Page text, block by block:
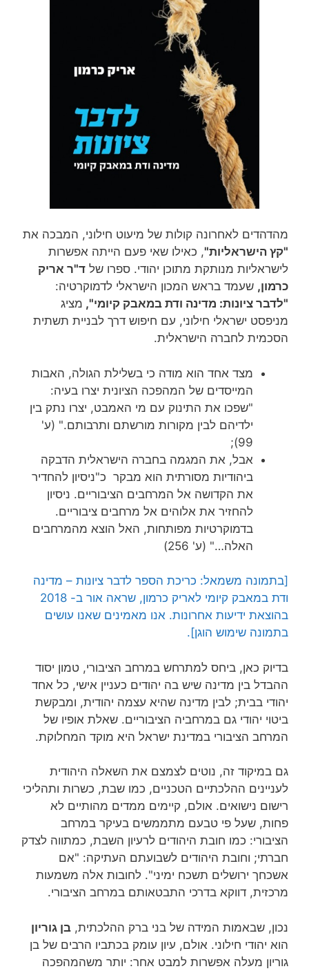
מהדהדים לאחרונה קולות של מיעוט חילוני, המבכה את
"קץ הישראליות", כאילו שאי פעם הייתה אפשרות
לישראליות מנותקת מתוכן יהודי. ספרו של ד"ר אריק
כרמון, שעמד בראש המכון הישראלי לדמוקרטיה:
"לדבר ציונות: מדינה ודת במאבק קיומי", מציג
מניפסט ישראלי חילוני, עם חיפוש דרך לבניית תשתית
הסכמית לחברה הישראלית.
מצד אחד הוא מודה כי בשלילת הגולה, האבות
המייסדים של המהפכה הציונית יצרו בעיה:
"שפכו את התינוק עם מי האמבט, יצרו נתק בין
ילדיהם לבין מקורות מורשתם ותרבותם." (ע'
99);
אבל, את המגמה בחברה הישראלית הדבקה
ביהודיות מסורתית הוא מבקר כ"ניסיון להחדיר
את הקדושה אל המרחבים הציבוריים. ניסיון
להחזיר את אלוהים אל מרחבים ציבוריים.
בדמוקרטיות מפותחות, האל הוצא מהמרחבים
האלה…" (ע' 256)
[בתמונה משמאל: כריכת הספר לדבר ציונות – מדינה
ודת במאבק קיומי לאריק כרמון, שראה אור ב- 2018
בהוצאת ידיעות אחרונות. אנו מאמינים שאנו עושים
בתמונה שימוש הוגן].
בדיוק כאן, ביחס למתרחש במרחב הציבורי, טמון יסוד
ההבדל בין מדינה שיש בה יהודים כעניין אישי, כל אחד
יהודי בבית; לבין מדינה שהיא עצמה יהודית, ומבקשת
ביטוי יהודי גם במרחביה הציבוריים. שאלת אופיו של
המרחב הציבורי במדינת ישראל היא מוקד המחלוקת.
גם במיקוד זה, נוטים לצמצם את השאלה היהודית
לעניינים ההלכתיים הטכניים, כמו שבת, כשרות ותהליכי
רישום נישואים. אולם, קיימים ממדים מהותיים לא
פחות, שעל פי טבעם מתממשים בעיקר במרחב
הציבורי: כמו חובת היהודים לרעיון השבת, כמתווה לצדק
חברתי; וחובת היהודים לשבועתם העתיקה: "אם
אשכחך ירושלים תשכח ימיני". לחובות אלה משמעות
מרכזית, דווקא בדרכי התבטאותם במרחב הציבורי.
נכון, שבאמות המידה של בני ברק ההלכתית, בן גוריון
הוא יהודי חילוני. אולם, עיון עומק בכתביו הרבים של בן
גוריון מעלה אפשרות למבט אחר: יותר משהמהפכה